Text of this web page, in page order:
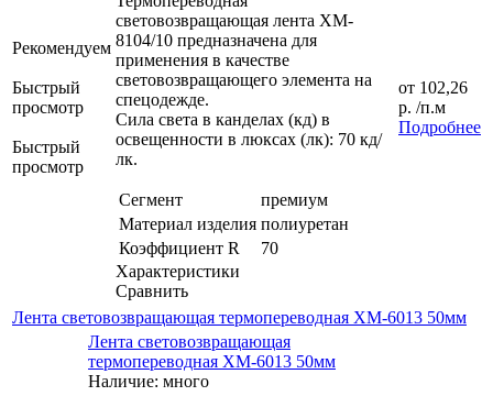
Рекомендуем
Быстрый
просмотр
Быстрый
просмотр
световозвращающая лента XM-
8104/10 предназначена для
применения в качестве
световозвращающего элемента на
спецодежде.
Сила света в канделах (кд) в
освещенности в люксах (лк): 70 кд/
лк.
Сегмент
премиум
Материал изделия полиуретан
Коэффициент R
70
Характеристики
Сравнить
от 102,26
р. /п.м
Подробнее
Лента световозвращающая термопереводная ХМ-6013 50мм
Лента световозвращающая
термопереводная ХМ-6013 50мм
Наличие: много